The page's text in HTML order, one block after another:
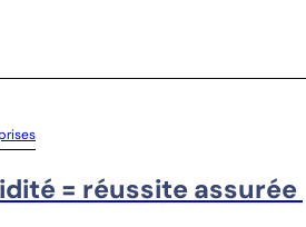
= réussite assurée